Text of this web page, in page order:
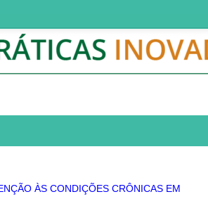
ÀS CONDIÇÕES CRÔNICAS EM